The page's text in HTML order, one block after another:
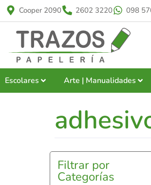
Cooper 2090 2602 3220 098
Escolares Arte | Manualidades
Filtrar por
Categorías